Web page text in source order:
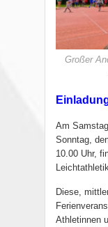
Großer
Am
Sonntag,
10.00 Uhr,
Diese,
Athletinnen